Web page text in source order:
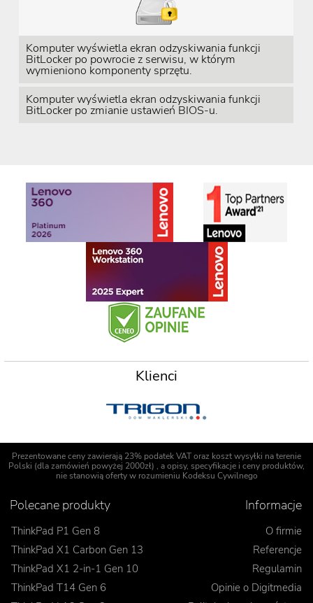
Komputer wyświetla ekran odzyskiwania funkcji
BitLocker po powrocie z serwisu, w którym
wymieniono komponenty sprzętu.
Komputer wyświetla ekran odzyskiwania funkcji
BitLocker po zmianie ustawień BIOS-u.
Klienci
Prezentowane ceny zawierają 23% podatek VAT oraz koszt wysyłki na terenie
Polski (dla zamówień powyżej 2000zł) , a opisy, specyfikacje i ceny produktów,
nie stanowią oferty w rozumieniu Kodeksu Cywilnego
Polecane produkty
ThinkPad P1 Gen 8
ThinkPad X1 Carbon Gen 13
ThinkPad X1 2-in-1 Gen 10
ThinkPad T14 Gen 6
Informacje
O firmie
Referencje
Regulamin
Opinie o Digitmedia